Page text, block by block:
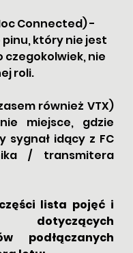
Connected) -
który nie jest
czegokolwiek, nie
roli.
również VTX)
miejsce, gdzie
sygnał idący z FC
/ transmitera
lista pojęć i
dotyczących
podłączanych